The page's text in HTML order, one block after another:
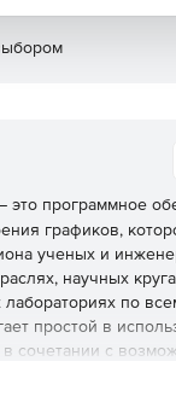
это программное
графиков,
ученых и
научных
лабораториях по
простой в
сочетании с